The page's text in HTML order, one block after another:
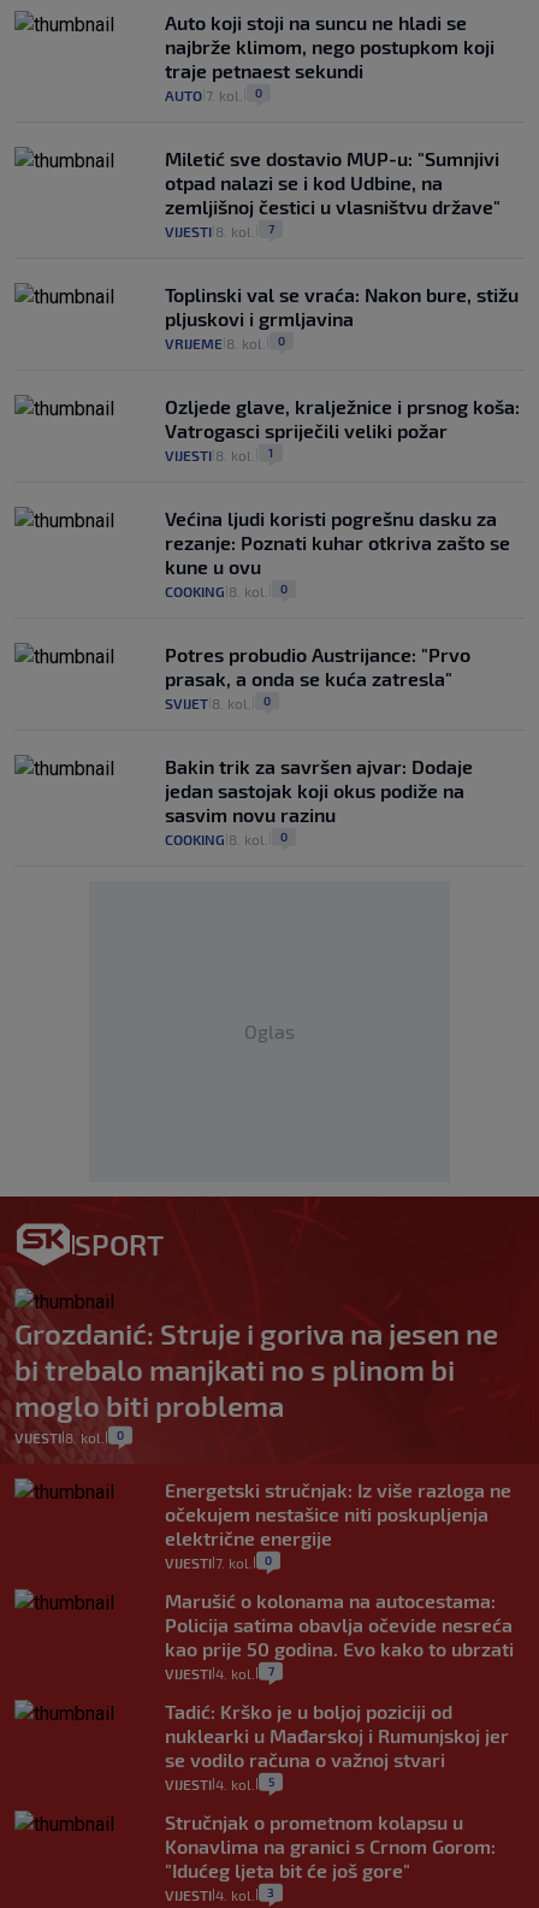
Auto koji stoji na suncu ne hladi se
najbrže klimom, nego postupkom koji
traje petnaest sekundi
AUTO 7. kol. 0
Miletić sve dostavio MUP-u: "Sumnjivi
otpad nalazi se i kod Udbine, na
zemljišnoj čestici u vlasništvu države"
VIJESTI 8. kol. 7
Toplinski val se vraća: Nakon bure, stižu
pljuskovi i grmljavina
VRIJEME 8. kol. 0
Ozljede glave, kralježnice i prsnog koša:
Vatrogasci spriječili veliki požar
VIJESTI 8. kol. 1
Većina ljudi koristi pogrešnu dasku za
rezanje: Poznati kuhar otkriva zašto se
kune u ovu
COOKING 8. kol. 0
Potres probudio Austrijance: "Prvo
prasak, a onda se kuća zatresla"
SVIJET 8. kol. 0
Bakin trik za savršen ajvar: Dodaje
jedan sastojak koji okus podiže na
sasvim novu razinu
COOKING 8. kol. 0
Oglas
SPORT
Grozdanić: Struje i goriva na jesen ne
bi trebalo manjkati no s plinom bi
moglo biti problema
VIJESTI 8. kol. 0
Energetski stručnjak: Iz više razloga ne
očekujem nestašice niti poskupljenja
električne energije
VIJESTI 7. kol. 0
Marušić o kolonama na autocestama:
Policija satima obavlja očevide nesreća
kao prije 50 godina. Evo kako to ubrzati
VIJESTI 4. kol. 7
Tadić: Krško je u boljoj poziciji od
nuklearki u Mađarskoj i Rumunjskoj jer
se vodilo računa o važnoj stvari
VIJESTI 4. kol. 5
Stručnjak o prometnom kolapsu u
Konavlima na granici s Crnom Gorom:
"Idućeg ljeta bit će još gore"
VIJESTI 4. kol. 3